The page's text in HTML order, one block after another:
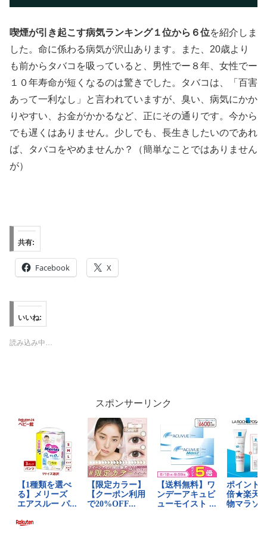
喫煙が引き起こす病気ランキング１位から６位を紹介しま
した。命に係わる病気が沢山あります。また、20歳より
も前からタバコを吸っていると、男性でー８年、女性でー
１０年寿命が短くなるのは驚きでした。タバコは、「百害
あって一利なし」と言われていますが、臭い、病気にかか
りやすい、お金がかかるなど、正にその通りです。今から
でも遅くはありません。少しでも、長生きしたいのであれ
ば、タバコをやめませんか？（簡単なことではありません
が）
共有:
Facebook X
いいね:
読み込み中…
スポンサーリンク